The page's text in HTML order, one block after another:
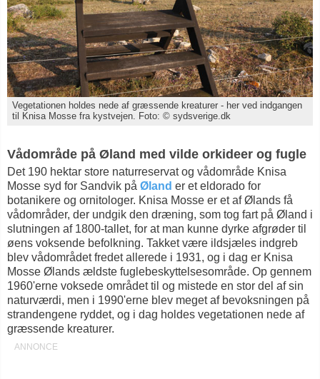
Vegetationen holdes nede af græssende kreaturer - her ved indgangen
til Knisa Mosse fra kystvejen. Foto: © sydsverige.dk
Vådområde på Øland med vilde orkideer og fugle
Det 190 hektar store naturreservat og vådområde Knisa
Mosse syd for Sandvik på Øland er et eldorado for
botanikere og ornitologer. Knisa Mosse er et af Ølands få
vådområder, der undgik den dræning, som tog fart på Øland i
slutningen af 1800-tallet, for at man kunne dyrke afgrøder til
øens voksende befolkning. Takket være ildsjæles indgreb
blev vådområdet fredet allerede i 1931, og i dag er Knisa
Mosse Ølands ældste fuglebeskyttelsesområde. Op gennem
1960'erne voksede området til og mistede en stor del af sin
naturværdi, men i 1990'erne blev meget af bevoksningen på
strandengene ryddet, og i dag holdes vegetationen nede af
græssende kreaturer.